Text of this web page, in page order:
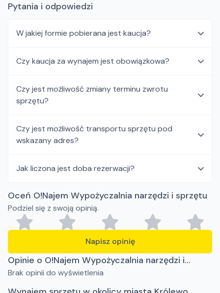
Pytania i odpowiedzi
W jakiej formie pobierana jest kaucja?
Czy kaucja za wynajem jest obowiązkowa?
Czy jest możliwość zmiany terminu zwrotu
sprzętu?
Czy jest możliwość transportu sprzętu pod
wskazany adres?
Jak liczona jest doba rezerwacji?
Oceń O!Najem Wypożyczalnia narzędzi i sprzętu
Podziel się z swoją opinią.
Napisz opinię
Opinie o O!Najem Wypożyczalnia narzędzi i
sprzętu
Brak opinii do wyświetlenia